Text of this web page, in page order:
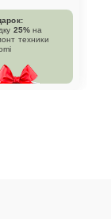
25% на
техники